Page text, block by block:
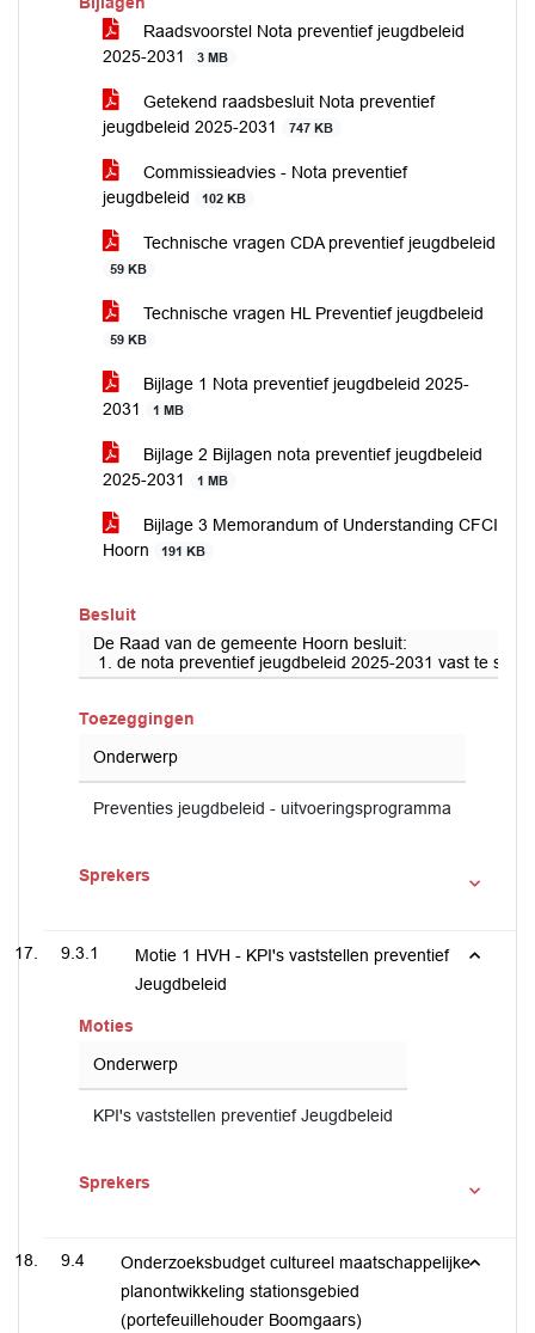
Raadsvoorstel Nota preventief jeugdbeleid
2025-2031
3 MB
Getekend raadsbesluit Nota preventief
jeugdbeleid 2025-2031
747 KB
Commissieadvies - Nota preventief
jeugdbeleid
102 KB
Technische vragen CDA preventief jeugdbeleid
59 KB
Technische vragen HL Preventief jeugdbeleid
59 KB
Bijlage 1 Nota preventief jeugdbeleid 2025-
2031
1 MB
Bijlage 2 Bijlagen nota preventief jeugdbeleid
2025-2031
1 MB
Bijlage 3 Memorandum of Understanding CFCI
Hoorn
191 KB
Besluit
De Raad van de gemeente Hoorn besluit:
1. de nota preventief jeugdbeleid 2025-2031 vast te
Toezeggingen
Onderwerp
Preventies jeugdbeleid - uitvoeringsprogramma
Sprekers
9.3.1
Motie 1 HVH - KPI's vaststellen preventief
Jeugdbeleid
Moties
Onderwerp
KPI's vaststellen preventief Jeugdbeleid
Sprekers
9.4
Onderzoeksbudget cultureel maatschappelijke
planontwikkeling stationsgebied
(portefeuillehouder Boomgaars)